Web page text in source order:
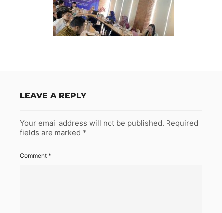
LEAVE A REPLY
Your email address will not be published. Required
fields are marked *
Comment *